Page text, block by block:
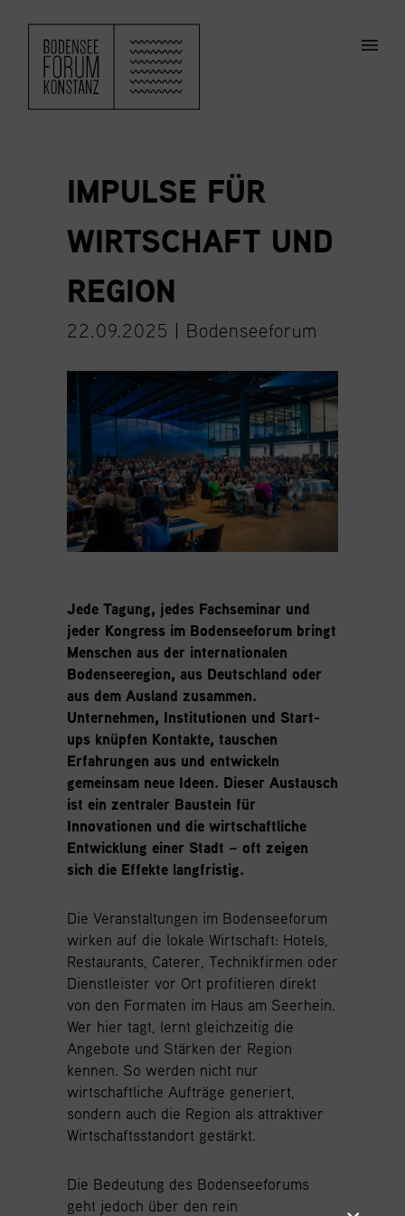
ZUM HAUPTINHALT SPRINGEN
IMPULSE FÜR
WIRTSCHAFT UND
REGION
22.09.2025 | Bodenseeforum
Jede Tagung, jedes Fachseminar und
jeder Kongress im Bodenseeforum bringt
Menschen aus der internationalen
Bodenseeregion, aus Deutschland oder
aus dem Ausland zusammen.
Unternehmen, Institutionen und Start-
ups knüpfen Kontakte, tauschen
Erfahrungen aus und entwickeln
gemeinsam neue Ideen. Dieser Austausch
ist ein zentraler Baustein für
Innovationen und die wirtschaftliche
Entwicklung einer Stadt – oft zeigen
sich die Effekte langfristig.
Die Veranstaltungen im Bodenseeforum
wirken auf die lokale Wirtschaft: Hotels,
Restaurants, Caterer, Technikfirmen oder
Dienstleister vor Ort profitieren direkt
von den Formaten im Haus am Seerhein.
Wer hier tagt, lernt gleichzeitig die
Angebote und Stärken der Region
kennen. So werden nicht nur
wirtschaftliche Aufträge generiert,
sondern auch die Region als attraktiver
Wirtschaftsstandort gestärkt.
Die Bedeutung des Bodenseeforums
geht jedoch über den rein